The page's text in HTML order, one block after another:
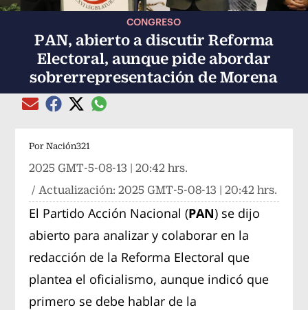
CONGRESO
PAN, abierto a discutir Reforma
Electoral, aunque pide abordar
sobrerrepresentación de Morena
Compartir el artículo actual mediante Email
Compartir el artículo actual mediante Facebook
Compartir el artículo actual mediante Twitter
Compartir el artículo actual mediante
Por Nación321
2025 GMT-5-08-13 | 20:42 hrs.
/ Actualización:2025 GMT-5-08-13 | 20:42 hrs.
El Partido Acción Nacional (PAN) se dijo
abierto para analizar y colaborar en la
redacción de la Reforma Electoral que
plantea el oficialismo, aunque indicó que
primero se debe hablar de la